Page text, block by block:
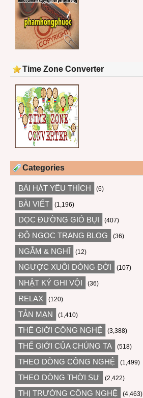
Time Zone Converter
Categories
BÀI HÁT YÊU THÍCH (6)
BÀI VIẾT (1,196)
DỌC ĐƯỜNG GIÓ BỤI (407)
ĐỖ NGỌC TRANG BLOG (36)
NGẪM & NGHĨ (12)
NGƯỢC XUÔI DÒNG ĐỜI (107)
NHẬT KÝ GHI VỘI (36)
RELAX (120)
TẢN MẠN (1,410)
THẾ GIỚI CÔNG NGHỆ (3,388)
THẾ GIỚI CỦA CHÚNG TA (518)
THEO DÒNG CÔNG NGHỆ (1,499)
THEO DÒNG THỜI SỰ (2,422)
THỊ TRƯỜNG CÔNG NGHỆ (4,463)